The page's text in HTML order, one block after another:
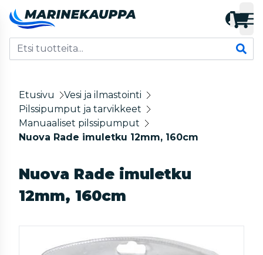
Etusivu
Vesi ja ilmastointi
Pilssipumput ja tarvikkeet
Manuaaliset pilssipumput
Nuova Rade imuletku 12mm, 160cm
Nuova Rade imuletku
12mm, 160cm